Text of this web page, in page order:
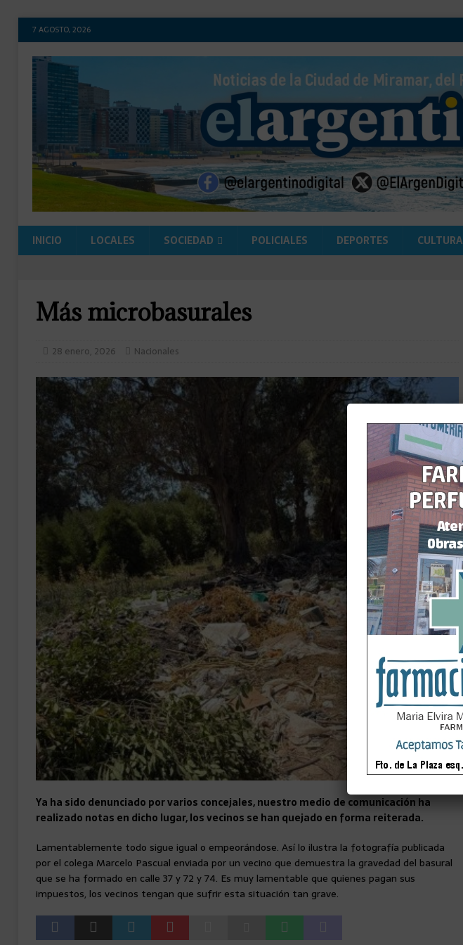
7 AGOSTO, 2026
INICIO LOCALES SOCIEDAD POLICIALES DEPORTES CULTURA
Más microbasurales
28 enero, 2026 Nacionales
Ya ha sido denunciado por varios concejales, nuestro medio de comunicación ha
realizado notas en dicho lugar, los vecinos se han quejado en forma reiterada.
Lamentablemente todo sigue igual o empeorándose. Así lo ilustra la fotografía publicada
por el colega Marcelo Pascual enviada por un vecino que demuestra la gravedad del basural
que se ha formado en calle 37 y 72 y 74. Es muy lamentable que quienes pagan sus
impuestos, los vecinos tengan que sufrir esta situación tan grave.